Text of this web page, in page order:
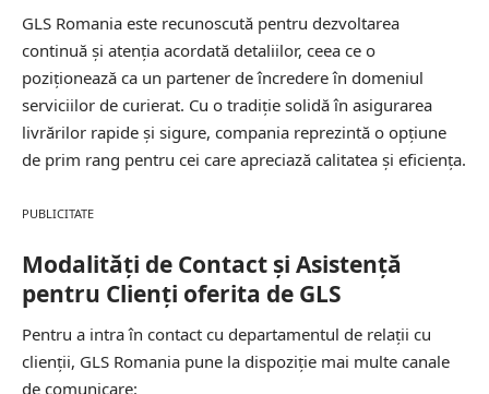
GLS Romania este recunoscută pentru dezvoltarea
continuă și atenția acordată detaliilor, ceea ce o
poziționează ca un partener de încredere în domeniul
serviciilor de curierat. Cu o tradiție solidă în asigurarea
livrărilor rapide și sigure, compania reprezintă o opțiune
de prim rang pentru cei care apreciază calitatea și eficiența.
PUBLICITATE
Modalități de Contact și Asistență
pentru Clienți oferita de GLS
Pentru a intra în contact cu departamentul de relații cu
clienții, GLS Romania pune la dispoziție mai multe canale
de comunicare: